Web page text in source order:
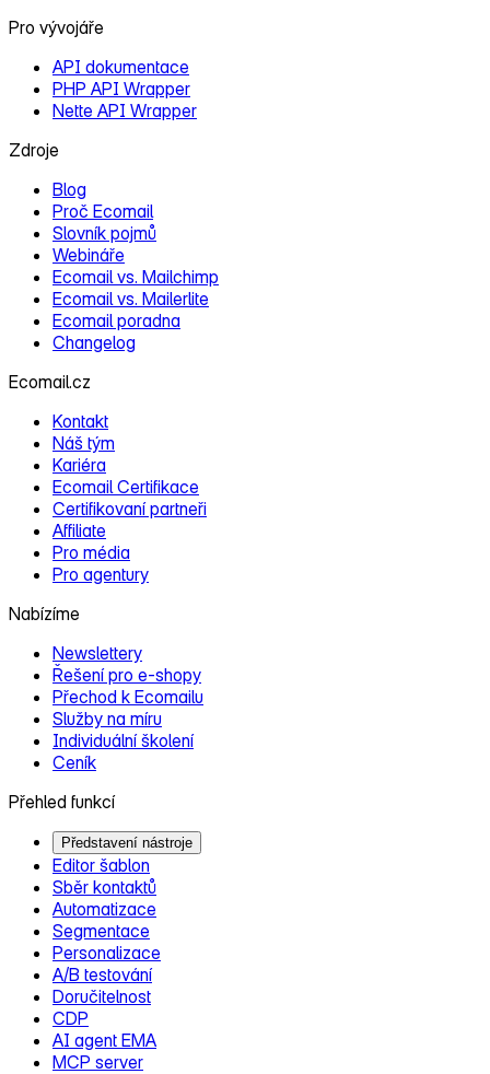
Pro vývojáře
API dokumentace
PHP API Wrapper
Nette API Wrapper
Zdroje
Blog
Proč Ecomail
Slovník pojmů
Webináře
Ecomail vs. Mailchimp
Ecomail vs. Mailerlite
Ecomail poradna
Changelog
Ecomail.cz
Kontakt
Náš tým
Kariéra
Ecomail Certifikace
Certifikovaní partneři
Affiliate
Pro média
Pro agentury
Nabízíme
Newslettery
Řešení pro e‑shopy
Přechod k Ecomailu
Služby na míru
Individuální školení
Ceník
Přehled funkcí
Představení nástroje
Editor šablon
Sběr kontaktů
Automatizace
Segmentace
Personalizace
A/B testování
Doručitelnost
CDP
AI agent EMA
MCP server